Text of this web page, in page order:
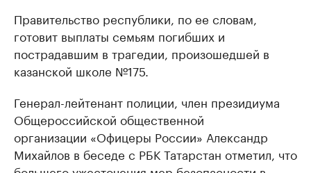
Правительство республики, по ее словам,
готовит выплаты семьям погибших и
пострадавшим в трагедии, произошедшей в
казанской школе №175.
Генерал-лейтенант полиции, член президиума
Общероссийской общественной
организации «Офицеры России» Александр
Михайлов в беседе с РБК Татарстан отметил, что